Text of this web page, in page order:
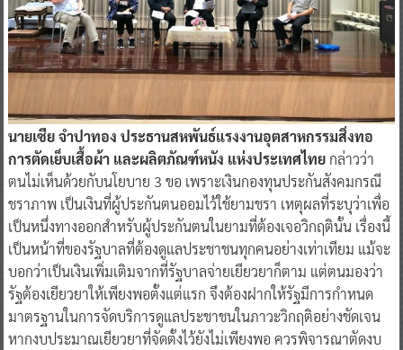
นายเซีย จำปาทอง ประธานสหพันธ์แรงงานอุตสาหกรรมสิ่งทอ
การตัดเย็บเสื้อผ้า และผลิตภัณฑ์หนัง แห่งประเทศไทยกล่าวว่า
ตนไม่เห็นด้วยกับนโยบาย 3 ขอ เพราะเงินกองทุนประกันสังคมกรณี
ชราภาพ เป็นเงินที่ผู้ประกันตนออมไว้ใช้ยามชรา เหตุผลที่ระบุว่าเพื่อ
เป็นหนึ่งทางออกสำหรับผู้ประกันตนในยามที่ต้องเจอวิกฤตินั้น เรื่องนี้
เป็นหน้าที่ของรัฐบาลที่ต้องดูแลประชาชนทุกคนอย่างเท่าเทียม แม้จะ
บอกว่าเป็นเงินเพิ่มเติมจากที่รัฐบาลจ่ายเยียวยาก็ตาม แต่ตนมองว่า
รัฐต้องเยียวยาให้เพียงพอตั้งแต่แรก จึงต้องฝากให้รัฐมีการกำหนด
มาตรฐานในการจัดบริการดูแลประชาชนในภาวะวิกฤติอย่างชัดเจน
หากงบประมาณเยียวยาที่จัดตั้งไว้ยังไม่เพียงพอ ควรพิจารณาตัดงบ